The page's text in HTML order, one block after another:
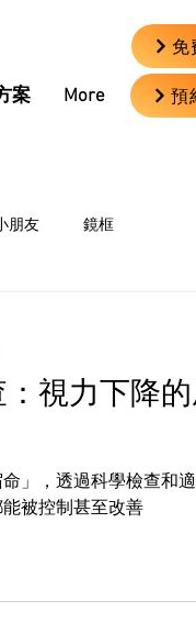
案 More 預
免
朋友 鏡框
視力下降
」，透過科學檢查和
被控制甚至改善